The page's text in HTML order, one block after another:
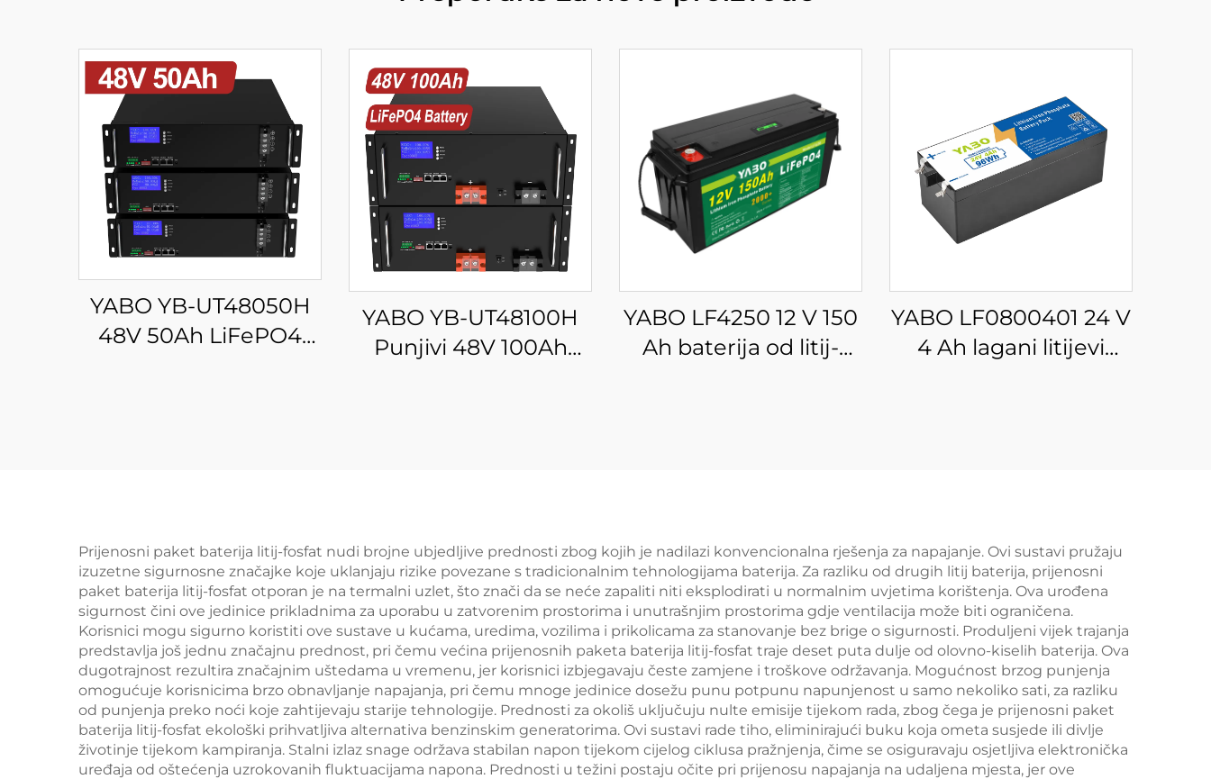
YABO YB-UT48050H
48V 50Ah LiFePO4
YABO YB-UT48100H
Punjivi 48V 100Ah
YABO LF4250 12 V 150
Ah baterija od litij-
YABO LF0800401 24 V
4 Ah lagani litijevi
Prijenosni paket baterija litij-fosfat nudi brojne ubjedljive prednosti zbog kojih je nadilazi konvencionalna rješenja za napajanje. Ovi sustavi pružaju
izuzetne sigurnosne značajke koje uklanjaju rizike povezane s tradicionalnim tehnologijama baterija. Za razliku od drugih litij baterija, prijenosni
paket baterija litij-fosfat otporan je na termalni uzlet, što znači da se neće zapaliti niti eksplodirati u normalnim uvjetima korištenja. Ova urođena
sigurnost čini ove jedinice prikladnima za uporabu u zatvorenim prostorima i unutrašnjim prostorima gdje ventilacija može biti ograničena.
Korisnici mogu sigurno koristiti ove sustave u kućama, uredima, vozilima i prikolicama za stanovanje bez brige o sigurnosti. Produljeni vijek trajanja
predstavlja još jednu značajnu prednost, pri čemu većina prijenosnih paketa baterija litij-fosfat traje deset puta dulje od olovno-kiselih baterija. Ova
dugotrajnost rezultira značajnim uštedama u vremenu, jer korisnici izbjegavaju česte zamjene i troškove održavanja. Mogućnost brzog punjenja
omogućuje korisnicima brzo obnavljanje napajanja, pri čemu mnoge jedinice dosežu punu potpunu napunjenost u samo nekoliko sati, za razliku
od punjenja preko noći koje zahtijevaju starije tehnologije. Prednosti za okoliš uključuju nulte emisije tijekom rada, zbog čega je prijenosni paket
baterija litij-fosfat ekološki prihvatljiva alternativa benzinskim generatorima. Ovi sustavi rade tiho, eliminirajući buku koja ometa susjede ili divlje
životinje tijekom kampiranja. Stalni izlaz snage održava stabilan napon tijekom cijelog ciklusa pražnjenja, čime se osiguravaju osjetljiva elektronička
uređaja od oštećenja uzrokovanih fluktuacijama napona. Prednosti u težini postaju očite pri prijenosu napajanja na udaljena mjesta, jer ove